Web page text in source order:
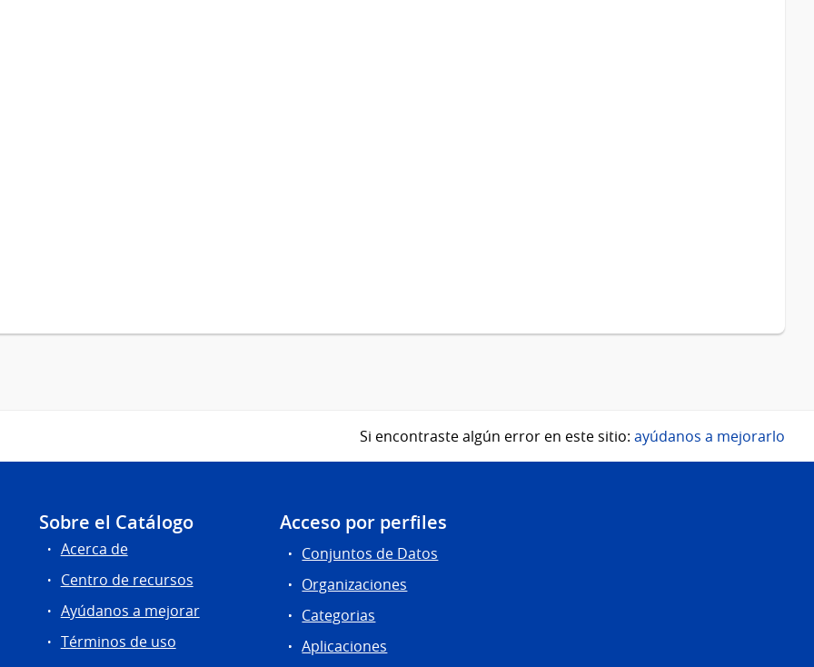
Si encontraste algún error en este sitio: ayúdanos a mejorarlo
Sobre el Catálogo
Acerca de
Centro de recursos
Ayúdanos a mejorar
Términos de uso
Acceso por perfiles
Conjuntos de Datos
Organizaciones
Categorias
Aplicaciones